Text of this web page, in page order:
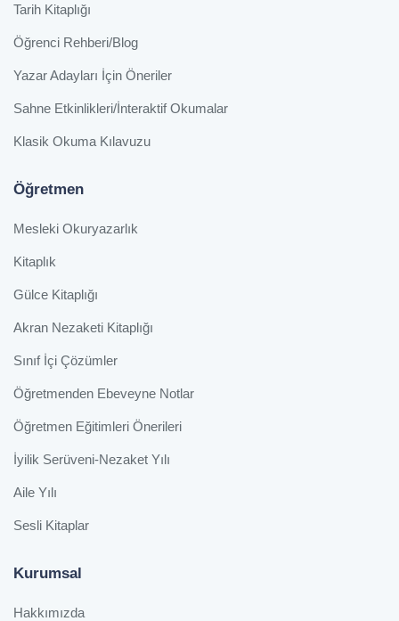
Tarih Kitaplığı
Öğrenci Rehberi/Blog
Yazar Adayları İçin Öneriler
Sahne Etkinlikleri/İnteraktif Okumalar
Klasik Okuma Kılavuzu
Öğretmen
Mesleki Okuryazarlık
Kitaplık
Gülce Kitaplığı
Akran Nezaketi Kitaplığı
Sınıf İçi Çözümler
Öğretmenden Ebeveyne Notlar
Öğretmen Eğitimleri Önerileri
İyilik Serüveni-Nezaket Yılı
Aile Yılı
Sesli Kitaplar
Kurumsal
Hakkımızda